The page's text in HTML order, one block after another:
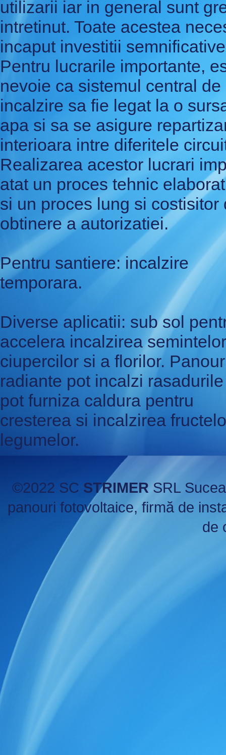
utilizarii iar in general sunt
intretinut. Toate acestea
incaput investitii
Pentru lucrarile importante,
nevoie ca sistemul central de
incalzire sa fie legat la o
apa si sa se asigure
interioara intre diferitele
Realizarea acestor lucrari
atat un proces tehnic
si un proces lung si costisitor
obtinere a autorizatiei.
Pentru santiere: incalzire
temporara.
Diverse aplicatii: sub sol
accelera incalzirea
ciupercilor si a florilor.
radiante pot incalzi
pot furniza caldura pentru
cresterea si incalzirea
legumelor.
©2022 SC STRIMER SRL
panouri fotovoltaice, firmă de
de